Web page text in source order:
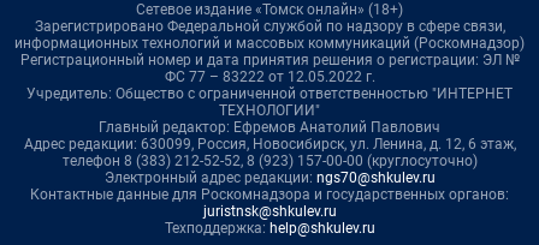
Сетевое издание «Томск онлайн» (18+)
Зарегистрировано Федеральной службой по надзору в сфере связи,
информационных технологий и массовых коммуникаций (Роскомнадзор)
Регистрационный номер и дата принятия решения о регистрации: ЭЛ №
ФС 77 – 83222 от 12.05.2022 г.
Учредитель: Общество с ограниченной ответственностью "ИНТЕРНЕТ
ТЕХНОЛОГИИ"
Главный редактор: Ефремов Анатолий Павлович
Адрес редакции: 630099, Россия, Новосибирск, ул. Ленина, д. 12, 6 этаж,
телефон 8 (383) 212-52-52, 8 (923) 157-00-00 (круглосуточно)
Электронный адрес редакции: ngs70@shkulev.ru
Контактные данные для Роскомнадзора и государственных органов:
juristnsk@shkulev.ru
Техподдержка: help@shkulev.ru